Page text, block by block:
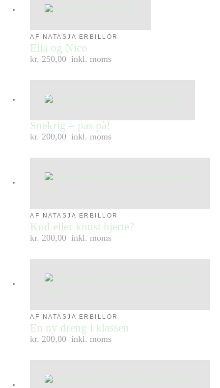
AF NATASJA ERBILLOR
Ella og Nico
kr. 250,00 inkl. moms
Snekrig – pas på!
kr. 200,00 inkl. moms
AF NATASJA ERBILLOR
Kød eller knust hjerte?
kr. 200,00 inkl. moms
AF NATASJA ERBILLOR
En ny dreng i klassen
kr. 200,00 inkl. moms